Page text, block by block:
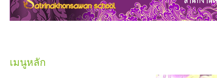
เมนูหลัก